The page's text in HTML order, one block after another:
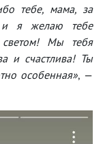
тебе, мама, за
я желаю тебе
светом! Мы тебя
и счастлива! Ты
особенная», —